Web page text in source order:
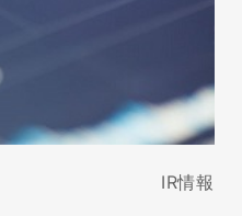
IR情報